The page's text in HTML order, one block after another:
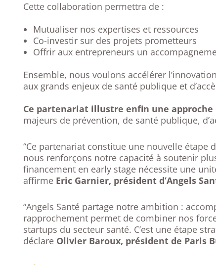
Cette collaboration permettra de :
Mutualiser nos expertises et ressources
Co-investir sur des projets prometteurs
Offrir aux entrepreneurs un
Ensemble, nous voulons accélérer
aux grands enjeux de santé publique et
Ce partenariat illustre enfin une
majeurs de prévention, de santé publique,
“Ce partenariat constitue une nouvelle étape
nous renforçons notre capacité à soutenir
financement en early stage nécessite une
affirme Eric Garnier, président d’Angels
“Angels Santé partage notre ambition :
rapprochement permet de combiner nos
startups du secteur santé. C’est une étape
déclare Olivier Baroux, président de Paris